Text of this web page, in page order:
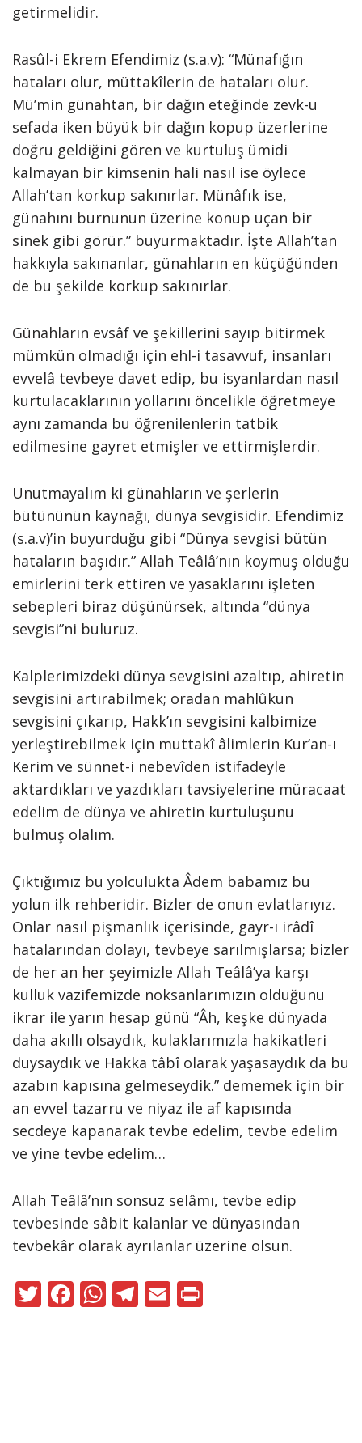
getirmelidir.
Rasûl-i Ekrem Efendimiz (s.a.v): “Münafığın
hataları olur, müttakîlerin de hataları olur.
Mü’min günahtan, bir dağın eteğinde zevk-u
sefada iken büyük bir dağın kopup üzerlerine
doğru geldiğini gören ve kurtuluş ümidi
kalmayan bir kimsenin hali nasıl ise öylece
Allah’tan korkup sakınırlar. Münâfık ise,
günahını burnunun üzerine konup uçan bir
sinek gibi görür.” buyurmaktadır. İşte Allah’tan
hakkıyla sakınanlar, günahların en küçüğünden
de bu şekilde korkup sakınırlar.
Günahların evsâf ve şekillerini sayıp bitirmek
mümkün olmadığı için ehl-i tasavvuf, insanları
evvelâ tevbeye davet edip, bu isyanlardan nasıl
kurtulacaklarının yollarını öncelikle öğretmeye
aynı zamanda bu öğrenilenlerin tatbik
edilmesine gayret etmişler ve ettirmişlerdir.
Unutmayalım ki günahların ve şerlerin
bütününün kaynağı, dünya sevgisidir. Efendimiz
(s.a.v)’in buyurduğu gibi “Dünya sevgisi bütün
hataların başıdır.” Allah Teâlâ’nın koymuş olduğu
emirlerini terk ettiren ve yasaklarını işleten
sebepleri biraz düşünürsek, altında “dünya
sevgisi”ni buluruz.
Kalplerimizdeki dünya sevgisini azaltıp, ahiretin
sevgisini artırabilmek; oradan mahlûkun
sevgisini çıkarıp, Hakk’ın sevgisini kalbimize
yerleştirebilmek için muttakî âlimlerin Kur’an-ı
Kerim ve sünnet-i nebevîden istifadeyle
aktardıkları ve yazdıkları tavsiyelerine müracaat
edelim de dünya ve ahiretin kurtuluşunu
bulmuş olalım.
Çıktığımız bu yolculukta Âdem babamız bu
yolun ilk rehberidir. Bizler de onun evlatlarıyız.
Onlar nasıl pişmanlık içerisinde, gayr-ı irâdî
hatalarından dolayı, tevbeye sarılmışlarsa; bizler
de her an her şeyimizle Allah Teâlâ’ya karşı
kulluk vazifemizde noksanlarımızın olduğunu
ikrar ile yarın hesap günü “Âh, keşke dünyada
daha akıllı olsaydık, kulaklarımızla hakikatleri
duysaydık ve Hakka tâbî olarak yaşasaydık da bu
azabın kapısına gelmeseydik.” dememek için bir
an evvel tazarru ve niyaz ile af kapısında
secdeye kapanarak tevbe edelim, tevbe edelim
ve yine tevbe edelim…
Allah Teâlâ’nın sonsuz selâmı, tevbe edip
tevbesinde sâbit kalanlar ve dünyasından
tevbekâr olarak ayrılanlar üzerine olsun.
T F W T E